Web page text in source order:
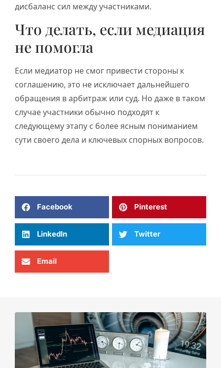
дисбаланс сил между участниками.
Что делать, если медиация
не помогла
Если медиатор не смог привести стороны к
соглашению, это не исключает дальнейшего
обращения в арбитраж или суд. Но даже в таком
случае участники обычно подходят к
следующему этапу с более ясным пониманием
сути своего дела и ключевых спорных вопросов.
Facebook Pinterest
LinkedIn Twitter
Email